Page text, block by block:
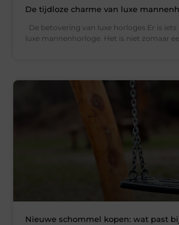
De tijdloze charme van luxe
De betovering van luxe horloges Er is
luxe mannenhorloge. Het is niet zomaar
Nieuwe schommel kopen: wat past